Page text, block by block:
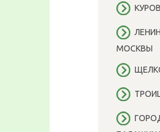
МОСКВЫ